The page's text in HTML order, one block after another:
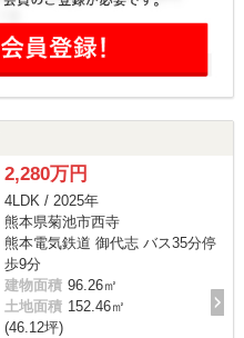
2,280万円
4LDK / 2025年
熊本県菊池市西寺
熊本電気鉄道 御代志 バス35分停
歩9分
建物面積 96.26㎡
土地面積 152.46㎡
(46.12坪)